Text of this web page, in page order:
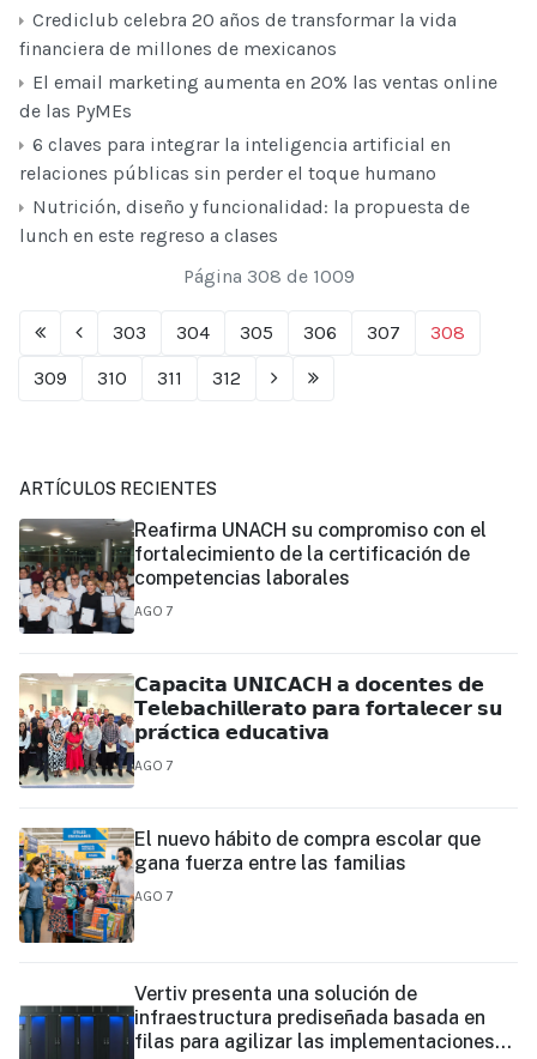
Crediclub celebra 20 años de transformar la vida
financiera de millones de mexicanos
El email marketing aumenta en 20% las ventas online
de las PyMEs
6 claves para integrar la inteligencia artificial en
relaciones públicas sin perder el toque humano
Nutrición, diseño y funcionalidad: la propuesta de
lunch en este regreso a clases
Página 308 de 1009
303 304 305 306 307
308
309
310 311 312
ARTÍCULOS RECIENTES
Reafirma UNACH su compromiso con el
fortalecimiento de la certificación de
competencias laborales
AGO 7
𝗖𝗮𝗽𝗮𝗰𝗶𝘁𝗮 𝗨𝗡𝗜𝗖𝗔𝗖𝗛 𝗮 𝗱𝗼𝗰𝗲𝗻𝘁𝗲𝘀 𝗱𝗲
𝗧𝗲𝗹𝗲𝗯𝗮𝗰𝗵𝗶𝗹𝗹𝗲𝗿𝗮𝘁𝗼 𝗽𝗮𝗿𝗮 𝗳𝗼𝗿𝘁𝗮𝗹𝗲𝗰𝗲𝗿 𝘀𝘂
𝗽𝗿𝗮́𝗰𝘁𝗶𝗰𝗮 𝗲𝗱𝘂𝗰𝗮𝘁𝗶𝘃𝗮
AGO 7
El nuevo hábito de compra escolar que
gana fuerza entre las familias
AGO 7
Vertiv presenta una solución de
infraestructura prediseñada basada en
filas para agilizar las implementaciones